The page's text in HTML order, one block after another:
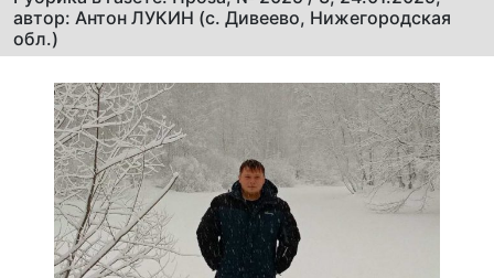
автор: Антон ЛУКИН (с. Дивеево, Нижегородская
обл.)